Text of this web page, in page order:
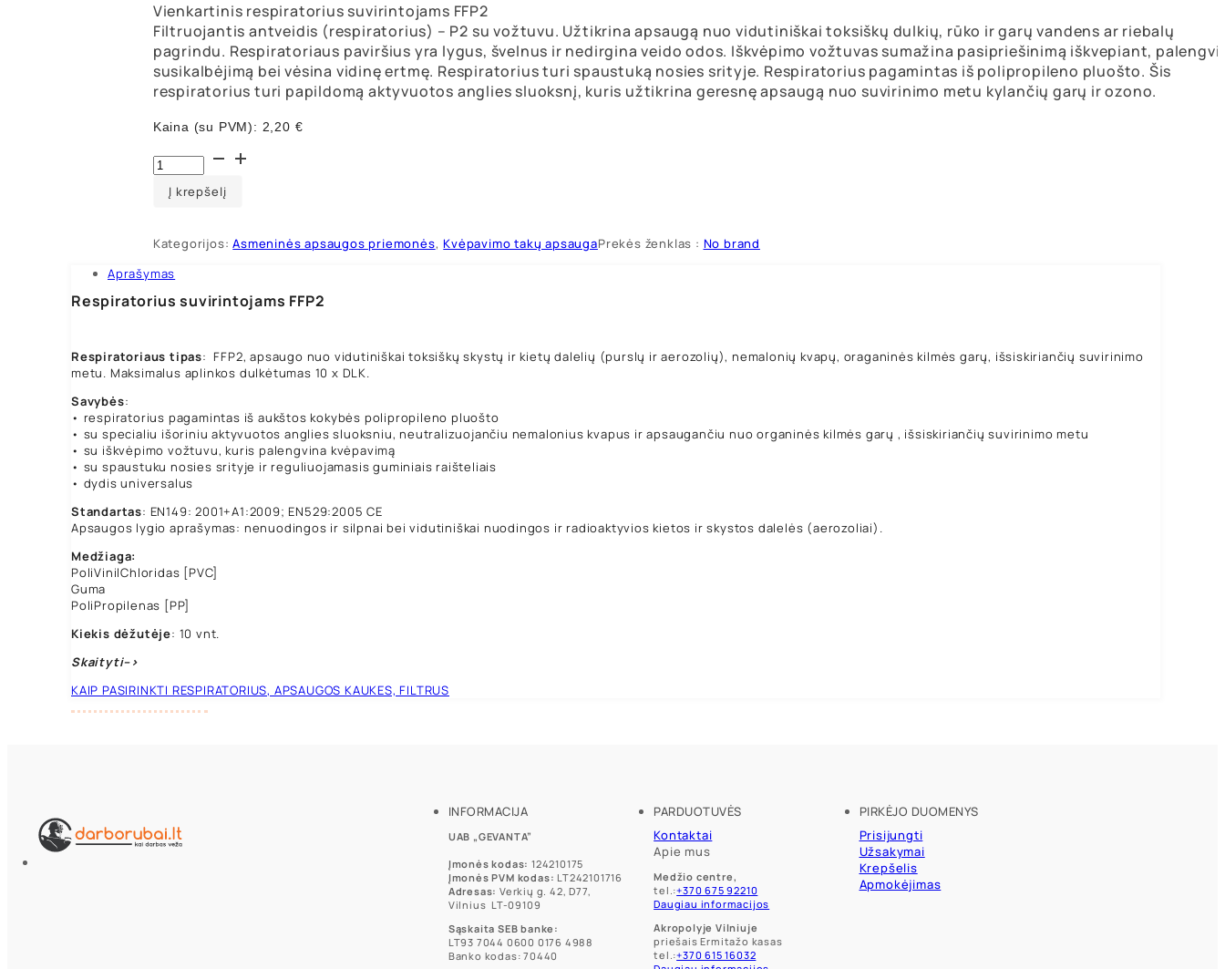
Vienkartinis respiratorius suvirintojams FFP2
Filtruojantis antveidis (respiratorius) – P2 su vožtuvu. Užtikrina apsaugą nuo vidutiniškai toksiškų dulkių, rūko ir garų vandens ar riebalų
pagrindu. Respiratoriaus paviršius yra lygus, švelnus ir nedirgina veido odos. Iškvėpimo vožtuvas sumažina pasipriešinimą iškvepiant,
susikalbėjimą bei vėsina vidinę ertmę. Respiratorius turi spaustuką nosies srityje. Respiratorius pagamintas iš polipropileno pluošto. Šis
respiratorius turi papildomą aktyvuotos anglies sluoksnį, kuris užtikrina geresnę apsaugą nuo suvirinimo metu kylančių garų ir ozono.
Kaina (su PVM): 2,20 €
produkto
kiekis:
Respiratorius
suvirintojams
Į krepšelį
Kategorijos:Asmeninės apsaugos priemonės,Kvėpavimo takų apsaugaPrekės ženklas : No brand
Aprašymas
Respiratorius suvirintojams FFP2
Respiratoriaus tipas: FFP2, apsaugo nuo vidutiniškai toksiškų skystų ir kietų dalelių (purslų ir aerozolių), nemalonių kvapų, oraganinės kilmės garų, išsiskiriančių suvirinimo
metu. Maksimalus aplinkos dulkėtumas 10 x DLK.
Savybės:
• respiratorius pagamintas iš aukštos kokybės polipropileno pluošto
• su specialiu išoriniu aktyvuotos anglies sluoksniu, neutralizuojančiu nemalonius kvapus ir apsaugančiu nuo organinės kilmės garų , išsiskiriančių suvirinimo metu
• su iškvėpimo vožtuvu, kuris palengvina kvėpavimą
• su spaustuku nosies srityje ir reguliuojamasis guminiais raišteliais
• dydis universalus
Standartas: EN149: 2001+A1:2009; EN529:2005 CE
Apsaugos lygio aprašymas: nenuodingos ir silpnai bei vidutiniškai nuodingos ir radioaktyvios kietos ir skystos dalelės (aerozoliai).
Medžiaga:
PoliVinilChloridas [PVC]
Guma
PoliPropilenas [PP]
Kiekis dėžutėje: 10 vnt.
Skaityti–>
KAIP PASIRINKTI RESPIRATORIUS, APSAUGOS KAUKES, FILTRUS
INFORMACIJA
UAB „GEVANTA”
Įmonės kodas: 124210175
Įmonės PVM kodas: LT242101716
Adresas: Verkių g. 42, D77,
Vilnius LT-09109
Sąskaita SEB banke:
LT93 7044 0600 0176 4988
Banko kodas: 70440
PARDUOTUVĖS
Kontaktai
Apie mus
Medžio centre,
tel.:+370 675 92210
Daugiau informacijos
Akropolyje Vilniuje
priešais Ermitažo kasas
tel.:+370 615 16032
PIRKĖJO DUOMENYS
Prisijungti
Užsakymai
Krepšelis
Apmokėjimas